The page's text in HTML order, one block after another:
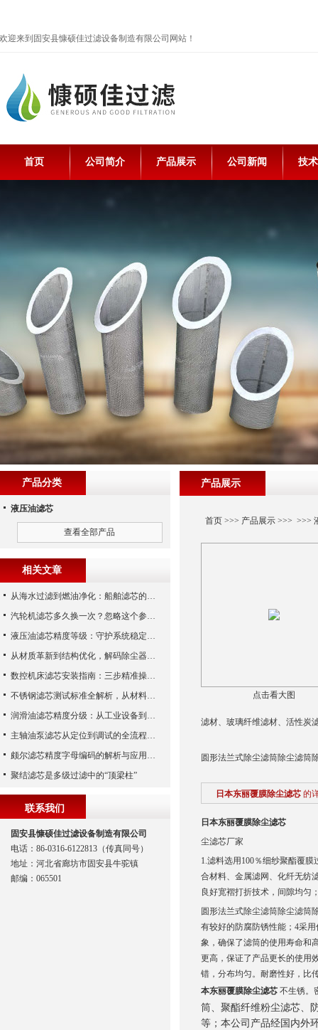
欢迎来到固安县慷硕佳过滤设备制造有限公司网站！
首页 公司简介 产品展示 公司新闻 技
产品展示
首页>>> 产品展示>>> >>>
点击看大图
滤材、玻璃纤维滤材、活性炭
圆形法兰式除尘滤筒除尘滤筒
日本东丽覆膜除尘滤芯 的
日本东丽覆膜除尘滤芯
尘滤芯厂家
1.滤料选用100％细纱聚酯覆
合材料、金属滤网、化纤无纺
良好宽褶打折技术，间隙均匀
圆形法兰式除尘滤筒除尘滤筒
有较好的防腐防锈性能；4采
象，确保了滤筒的使用寿命和
更高，保证了产品更长的使用
错，分布均匀。耐磨性好，比
本东丽覆膜除尘滤芯 不生锈。
筒、聚酯纤维粉尘滤芯、
等；本公司产品经国内外
产品分类
液压油滤芯
查看全部产品
相关文章
从海水过滤到燃油净化：船舶滤芯的多场景应用解析
汽轮机滤芯多久换一次？忽略这个参数，机组非停损失可能上百万！
液压油滤芯精度等级：守护系统稳定与寿命的“微米标尺”
从材质革新到结构优化，解码除尘器滤芯性能跃升的核心逻辑
数控机床滤芯安装指南：三步精准操作，杜绝设备“亚健康”
不锈钢滤芯测试标准全解析，从材料性能到应用场景的严苛验证
润滑油滤芯精度分级：从工业设备到精密系统的过滤密码
主轴油泵滤芯从定位到调试的全流程解析
颇尔滤芯精度字母编码的解析与应用指南
聚结滤芯是多级过滤中的“顶梁柱”
联系我们
固安县慷硕佳过滤设备制造有限公司
电话：86-0316-6122813（传真同号）
地址：河北省廊坊市固安县牛驼镇
邮编：065501